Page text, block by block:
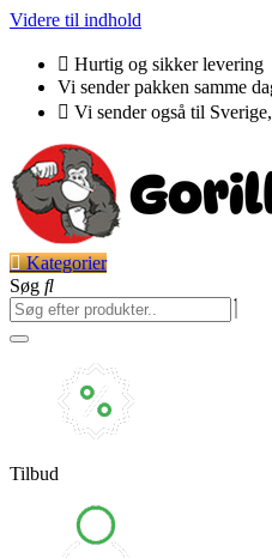
Videre til indhold
Hurtig og sikker levering
Vi sender pakken samme
Vi sender også til
Kategorier
Søg
Tilbud